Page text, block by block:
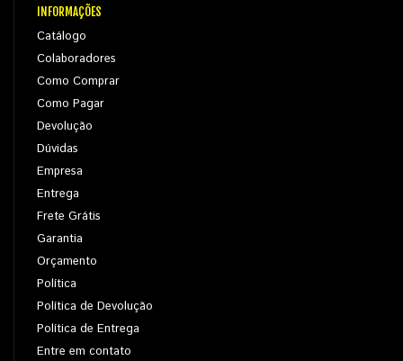
INFORMAÇÕES
Catálogo
Colaboradores
Como Comprar
Como Pagar
Devolução
Dúvidas
Empresa
Entrega
Frete Grátis
Garantia
Orçamento
Política
Política de Devolução
Política de Entrega
Entre em contato